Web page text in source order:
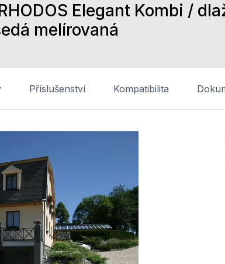
Elegant Kombi /
melírovaná
Příslušenství Kompatibilita